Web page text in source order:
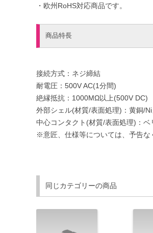
・欧州RoHS対応商品です。
商品特長
接続方式：ネジ締結
耐電圧：500V AC(1分間)
絶縁抵抗：1000MΩ以上(500V DC)
外部シェル(材質/表面処理)：黄銅/
中心コンタクト(材質/表面処理)：ベ
※意匠、仕様等については、予告な
同じカテゴリーの商品